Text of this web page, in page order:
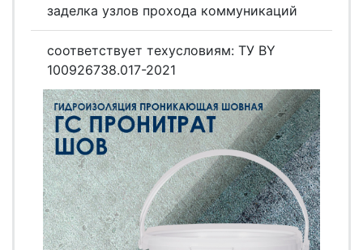
заделка узлов прохода коммуникаций
соответствует техусловиям: ТУ BY
100926738.017-2021